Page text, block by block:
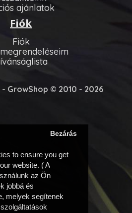
to ensure you get
website. ( A
az Ön
jobbá és
melyek segítenek
Bezárás
ajánlatok
Fiók
Fiók
GrowShop © 2010 - 2026